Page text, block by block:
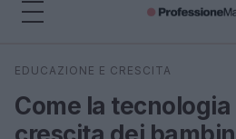
Cerca
EDUCAZIONE E CRESCITA
Come la